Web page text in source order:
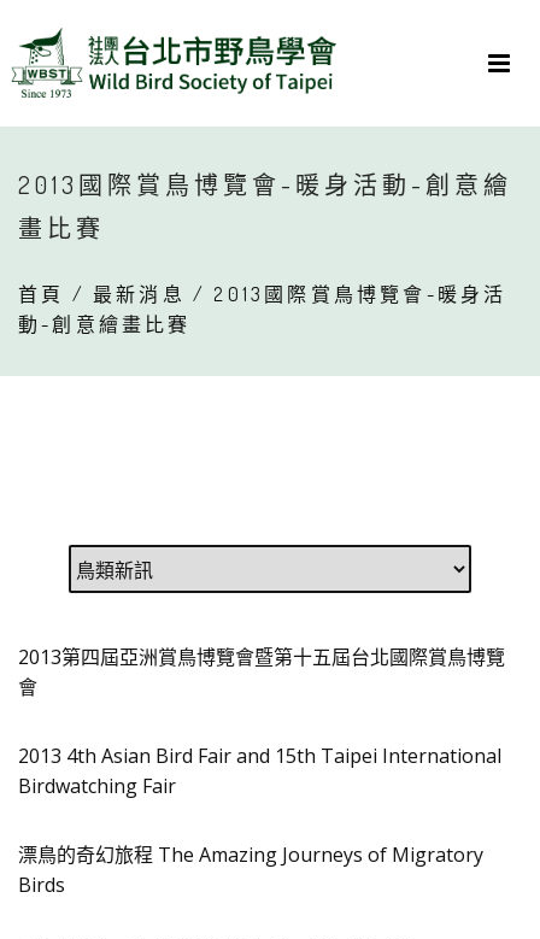
2013國際賞鳥博覽會-暖身活動-創意繪
畫比賽
首頁 / 最新消息 / 2013國際賞鳥博覽會-暖身活
動-創意繪畫比賽
2013第四屆亞洲賞鳥博覽會暨第十五屆台北國際賞鳥博覽
會
2013 4th Asian Bird Fair and 15th Taipei International
Birdwatching Fair
漂鳥的奇幻旅程 The Amazing Journeys of Migratory
Birds